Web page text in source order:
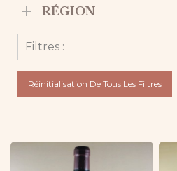
RÉGION
Filtres :
Réinitialisation De Tous Les Filtres